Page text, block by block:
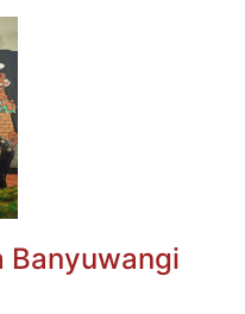
Banyuwangi